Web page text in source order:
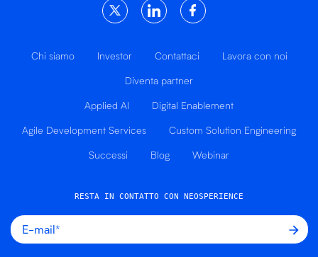
Chi siamo Investor Contattaci Lavora con noi
Diventa partner
Applied AI Digital Enablement
Agile Development Services Custom Solution Engineering
Successi Blog Webinar
RESTA IN CONTATTO CON NEOSPERIENCE